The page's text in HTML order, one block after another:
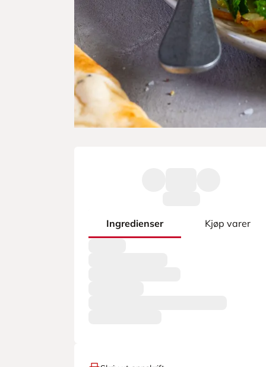
Ingredienser Kjøp varer